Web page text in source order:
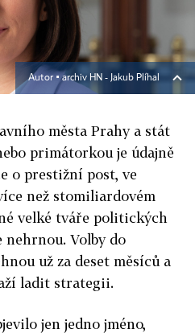
Autor ▪archiv HN - Jakub Plíhal
města Prahy a stát
primátorkou je údajně
o prestižní post, ve
než stomiliardovém
velké tváře politických
nehrnou. Volby do
už za deset měsíců a
ladit strategii.
jen jedno jméno,